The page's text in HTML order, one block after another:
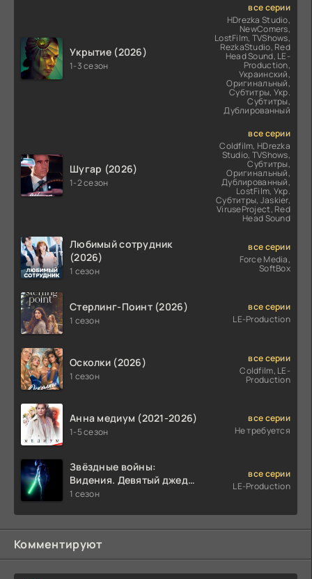
Укрытие (2026)
1-3 сезон
все серии
HDrezka Studio,
NewComers,
LostFilm, TVShows,
RezkaStudio, Red
Head Sound, LE-
Production,
Украинский,
Оригинальный,
Субтитры, Укр.
Субтитры,
Дублированный
Шугар (2026)
1-2 сезон
все серии
Coldfilm, HDrezka
Studio, TVShows,
Субтитры,
Оригинальный,
Дублированный,
LostFilm, Укр.
Субтитры, Jaskier,
ViruseProject, Red
Head Sound
Любимый сотрудник
(2026)
1 сезон
все серии
Force Media,
SoftBox
Стерлинг-Поинт (2026)
1 сезон
все серии
LE-Production
Осколки (2026)
1 сезон
все серии
Coldfilm, LE-
Production
Анна медиум (2021-2026)
1-5 сезон
все серии
Не требуется
Звёздные войны:
Видения. Девятый джедай
(2026)
1 сезон
все серии
LE-Production
Комментируют